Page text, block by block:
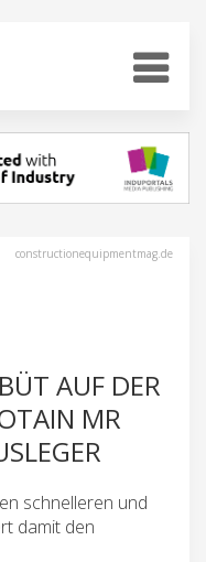
constructionequipmentmag.de
AUF DER
MR
schnelleren und
damit den